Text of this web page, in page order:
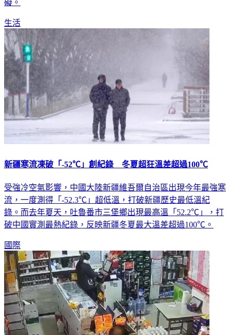
礙。
生活
新疆寒流凍破「-52℃」創紀錄 冬夏超狂溫差超過100℃
受強冷空氣影響，中國大陸新疆維吾爾自治區出現今年最強寒
流，一度測得「-52.3℃」超低溫，打破新疆歷史最低溫紀
錄。而去年夏天，吐魯番市三堡鄉出現最高溫「52.2℃」，打
破中國實測最熱紀錄，反映新疆冬夏最大溫差超過100℃。
國際